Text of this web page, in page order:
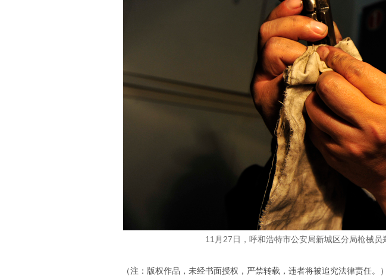
11月27日，呼和浩特市公安局新城区分局枪械
（注：版权作品，未经书面授权，严禁转载，违者将被追究法律责任。）